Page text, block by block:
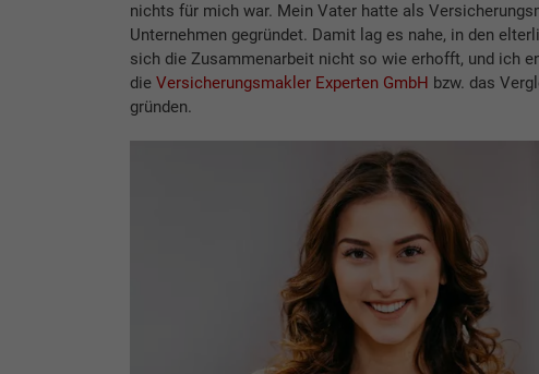
nichts für mich war. Mein Vater hatte als
Unternehmen gegründet. Damit lag es nahe, in den
sich die Zusammenarbeit nicht so wie erhofft, und ich
die Versicherungsmakler Experten GmbH bzw. das
gründen.